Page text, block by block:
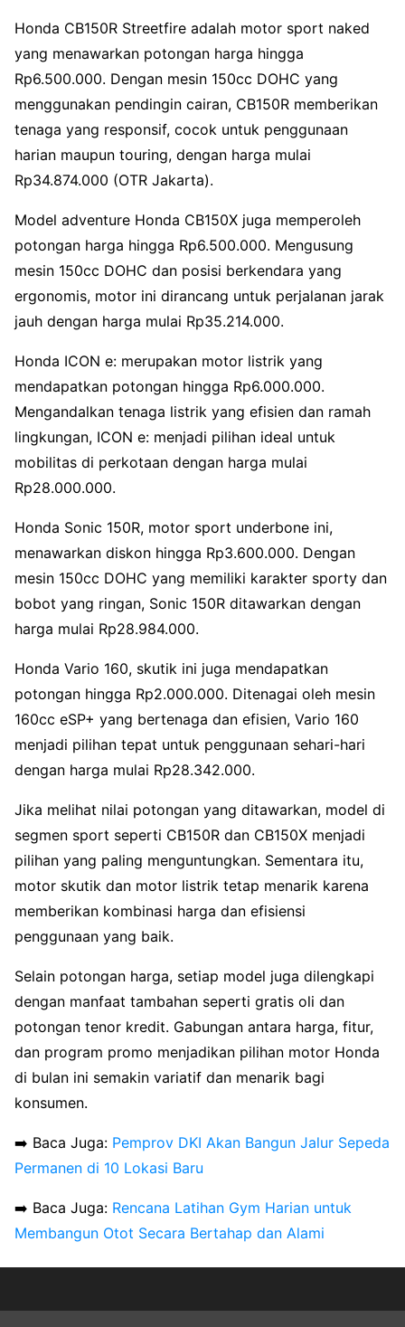
Honda CB150R Streetfire adalah motor sport naked
yang menawarkan potongan harga hingga
Rp6.500.000. Dengan mesin 150cc DOHC yang
menggunakan pendingin cairan, CB150R memberikan
tenaga yang responsif, cocok untuk penggunaan
harian maupun touring, dengan harga mulai
Rp34.874.000 (OTR Jakarta).
Model adventure Honda CB150X juga memperoleh
potongan harga hingga Rp6.500.000. Mengusung
mesin 150cc DOHC dan posisi berkendara yang
ergonomis, motor ini dirancang untuk perjalanan jarak
jauh dengan harga mulai Rp35.214.000.
Honda ICON e: merupakan motor listrik yang
mendapatkan potongan hingga Rp6.000.000.
Mengandalkan tenaga listrik yang efisien dan ramah
lingkungan, ICON e: menjadi pilihan ideal untuk
mobilitas di perkotaan dengan harga mulai
Rp28.000.000.
Honda Sonic 150R, motor sport underbone ini,
menawarkan diskon hingga Rp3.600.000. Dengan
mesin 150cc DOHC yang memiliki karakter sporty dan
bobot yang ringan, Sonic 150R ditawarkan dengan
harga mulai Rp28.984.000.
Honda Vario 160, skutik ini juga mendapatkan
potongan hingga Rp2.000.000. Ditenagai oleh mesin
160cc eSP+ yang bertenaga dan efisien, Vario 160
menjadi pilihan tepat untuk penggunaan sehari-hari
dengan harga mulai Rp28.342.000.
Jika melihat nilai potongan yang ditawarkan, model di
segmen sport seperti CB150R dan CB150X menjadi
pilihan yang paling menguntungkan. Sementara itu,
motor skutik dan motor listrik tetap menarik karena
memberikan kombinasi harga dan efisiensi
penggunaan yang baik.
Selain potongan harga, setiap model juga dilengkapi
dengan manfaat tambahan seperti gratis oli dan
potongan tenor kredit. Gabungan antara harga, fitur,
dan program promo menjadikan pilihan motor Honda
di bulan ini semakin variatif dan menarik bagi
konsumen.
➡️ Baca Juga: Pemprov DKI Akan Bangun Jalur Sepeda
Permanen di 10 Lokasi Baru
➡️ Baca Juga: Rencana Latihan Gym Harian untuk
Membangun Otot Secara Bertahap dan Alami